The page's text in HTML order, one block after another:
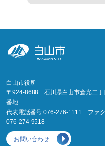
白山市役所
〒924-8688 石川県白山市倉光二丁
番地
代表電話番号 076-276-1111 ファ
076-274-9518
お問い合わせ